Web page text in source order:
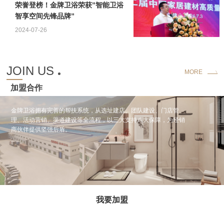
荣誉登榜！金牌卫浴荣获”智能卫浴
智享空间先锋品牌”
2024-07-26
JOIN US
加盟合作
MORE
金牌卫浴拥有完善的帮扶系统，从选址建店、团队建设、门店管
理、活动营销、渠道建设等全流程，以三大支持八大保障，为经销
商伙伴提供坚强后盾。
我要加盟